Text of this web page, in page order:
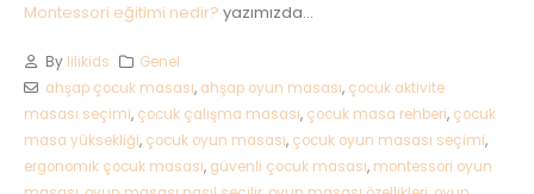
Montessori eğitimi nedir? yazımızda...
By lilikids
Genel
ahşap çocuk masası, ahşap oyun masası, çocuk aktivite
masası seçimi, çocuk çalışma masası, çocuk masa rehberi, çocuk
masa yüksekliği, çocuk oyun masası, çocuk oyun masası seçimi,
ergonomik çocuk masası, güvenli çocuk masası, montessori oyun